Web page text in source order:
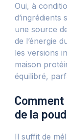
Oui, à
d’ingrédients
une source
de l’énergie
les versions
maison
équilibré,
de la
Il suffit de